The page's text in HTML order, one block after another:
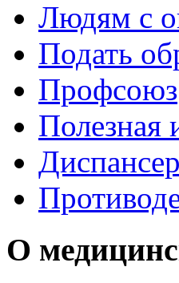
Людям с
Подать
Профсоюз
Полезная
О